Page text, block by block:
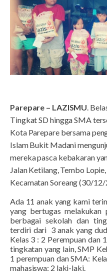
Parepare – LAZISMU.
Tingkat SD hingga SMA
Kota Parepare bersama
Islam Bukit Madani
mereka pasca kebakaran
Jalan Ketilang, Tembo
Kecamatan Soreang(30/12/
Ada 11 anak yang kami
yang bertugas melakukan
berbagai sekolah dan
terdiri dari 3 anak yang
Kelas 3 : 2 Perempuan dan
tingkatan yang lain, SMP
1 perempuan dan SMA:
mahasiswa: 2 laki-laki.